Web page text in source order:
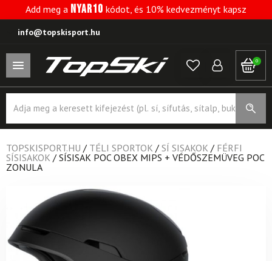
Add meg a NYAR10 kódot, és 10% kedvezményt kapsz
info@topskisport.hu
0
search
TOPSKISPORT.HU / TÉLI SPORTOK / SÍ SISAKOK / FÉRFI
SÍSISAKOK / SÍSISAK POC OBEX MIPS + VÉDŐSZEMÜVEG POC
ZONULA